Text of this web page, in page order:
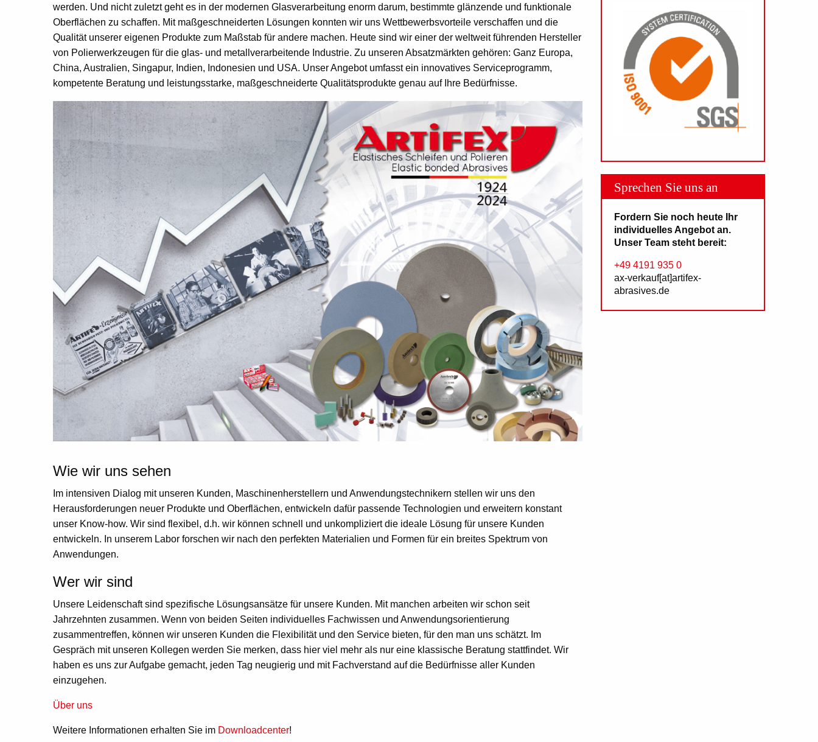
werden. Und nicht zuletzt geht es in der modernen Glasverarbeitung enorm darum, bestimmte glänzende und funktionale
Oberflächen zu schaffen. Mit maßgeschneiderten Lösungen konnten wir uns Wettbewerbsvorteile verschaffen und die
Qualität unserer eigenen Produkte zum Maßstab für andere machen. Heute sind wir einer der weltweit führenden Hersteller
von Polierwerkzeugen für die glas- und metallverarbeitende Industrie. Zu unseren Absatzmärkten gehören: Ganz Europa,
China, Australien, Singapur, Indien, Indonesien und USA. Unser Angebot umfasst ein innovatives Serviceprogramm,
kompetente Beratung und leistungsstarke, maßgeschneiderte Qualitätsprodukte genau auf Ihre Bedürfnisse.
Wie wir uns sehen
Im intensiven Dialog mit unseren Kunden, Maschinenherstellern und Anwendungstechnikern stellen wir uns den
Herausforderungen neuer Produkte und Oberflächen, entwickeln dafür passende Technologien und erweitern konstant
unser Know-how. Wir sind flexibel, d.h. wir können schnell und unkompliziert die ideale Lösung für unsere Kunden
entwickeln. In unserem Labor forschen wir nach den perfekten Materialien und Formen für ein breites Spektrum von
Anwendungen.
Wer wir sind
Unsere Leidenschaft sind spezifische Lösungsansätze für unsere Kunden. Mit manchen arbeiten wir schon seit
Jahrzehnten zusammen. Wenn von beiden Seiten individuelles Fachwissen und Anwendungsorientierung
zusammentreffen, können wir unseren Kunden die Flexibilität und den Service bieten, für den man uns schätzt. Im
Gespräch mit unseren Kollegen werden Sie merken, dass hier viel mehr als nur eine klassische Beratung stattfindet. Wir
haben es uns zur Aufgabe gemacht, jeden Tag neugierig und mit Fachverstand auf die Bedürfnisse aller Kunden
einzugehen.
Über uns
Weitere Informationen erhalten Sie im Downloadcenter!
Sprechen Sie uns an
Fordern Sie noch heute Ihr
individuelles Angebot an.
Unser Team steht bereit:
+49 4191 935 0
ax-verkauf[at]artifex-
abrasives.de